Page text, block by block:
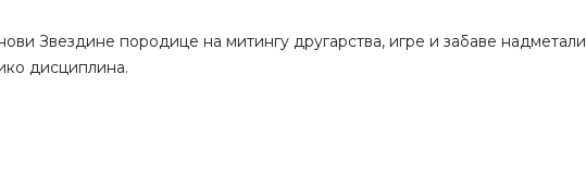
Звездине породице на митингу другарства, игре и забаве надметали
дисциплина.